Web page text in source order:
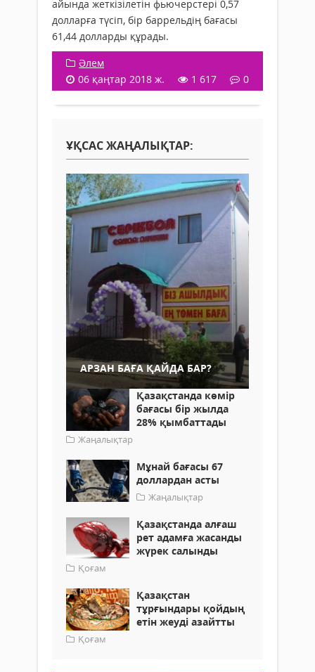
айында жеткізілетін фьючерстері 0,57
долларға түсіп, бір баррельдің бағасы
61,44 долларды құрады.
Әлем
06 қаңтар 2018 ж.
1 617 0
ҰҚСАС ЖАҢАЛЫҚТАР:
АРЗАН БАҒА ҚАЙДА БАР?
Қазақстанда көмір
бағасы бір жылда
28% қымбаттады
Жаңалықтар
Мұнай бағасы 67
доллардан асты
Жаңалықтар
Қазақстанда алғаш
рет адамға жасанды
жүрек салынды
Қоғам
Қазақстан
тұрғындары қойдың
етін жеуді азайтты
Қоғам